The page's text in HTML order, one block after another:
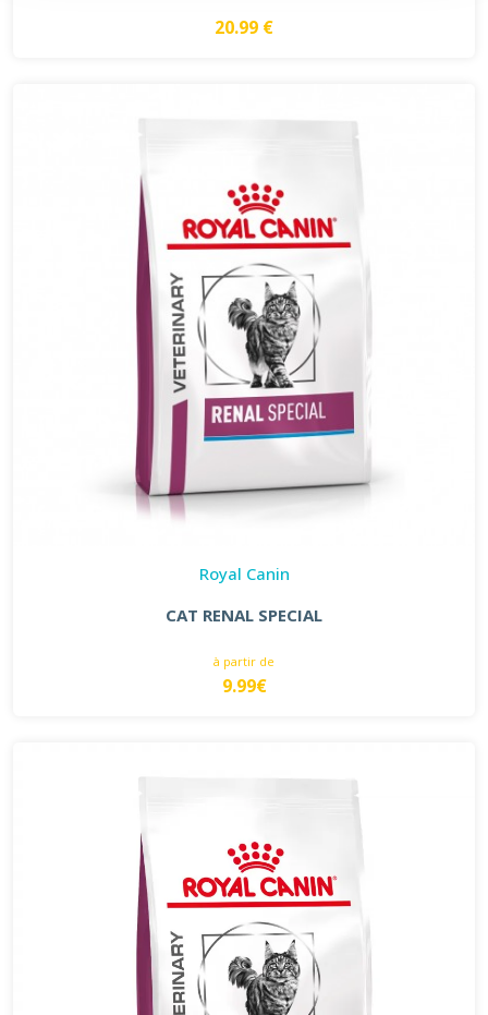
20.99 €
Royal Canin
CAT RENAL SPECIAL
à partir de
9.99€